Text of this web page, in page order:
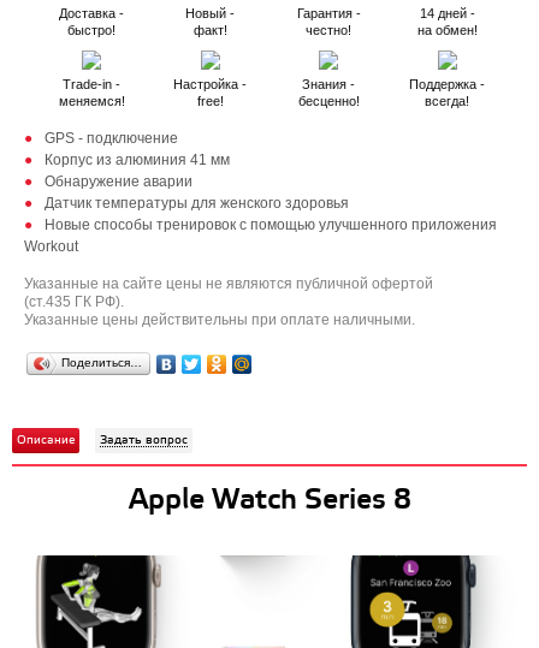
Доставка -
быстро!
Новый -
факт!
Гарантия -
честно!
14 дней -
на обмен!
Trade-in -
меняемся!
Настройка -
free!
Знания -
бесценно!
Поддержка -
всегда!
GPS - подключение
Корпус из алюминия 41 мм
Обнаружение аварии
Датчик температуры для женского здоровья
Новые способы тренировок с помощью улучшенного приложения
Workout
Указанные на сайте цены не являются публичной офертой
(ст.435 ГК РФ).
Указанные цены действительны при оплате наличными.
Поделиться…
Описание Задать вопрос
Apple Watch Series 8